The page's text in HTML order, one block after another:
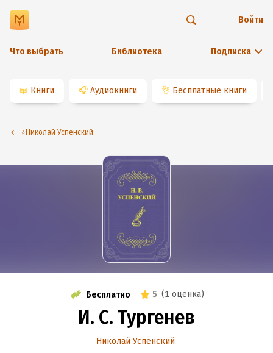
Что выбрать Библиотека Подписка
Войти
📖 Книги 🎧 Аудиокниги 👌 Бесплатные книги
⭐️Николай Успенский
Бесплатно 5 (1 оценка)
И. С. Тургенев
Николай Успенский